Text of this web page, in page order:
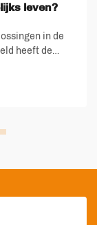
leven?
in de
heeft de